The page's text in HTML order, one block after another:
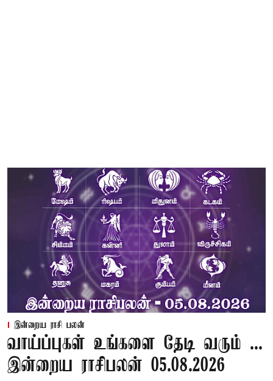
இன்றைய ராசி பலன்
வாய்ப்புகள் உங்களை தேடி வரும் ...
இன்றைய ராசிபலன் 05.08.2026